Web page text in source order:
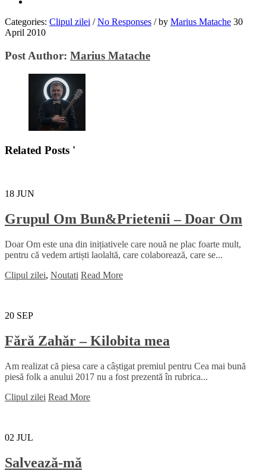
Categories: Clipul zilei / No Responses /by Marius Matache 30
April 2010
Post Author: Marius Matache
Related Posts '
18 JUN
Grupul Om Bun&Prietenii – Doar Om
Doar Om este una din inițiativele care nouă ne plac foarte mult,
pentru că vedem artiști laolaltă, care colaborează, care se...
Clipul zilei, Noutati Read More
20 SEP
Fără Zahăr – Kilobita mea
Am realizat că piesa care a câștigat premiul pentru Cea mai bună
piesă folk a anului 2017 nu a fost prezentă în rubrica...
Clipul zilei Read More
02 JUL
Salvează-mă